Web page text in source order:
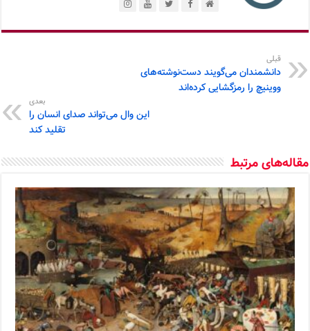
قبلی
دانشمندان می‌گویند دست‌نوشته‌های
ووینیچ را رمزگشایی کرده‌اند
بعدی
این وال می‌تواند صدای انسان را
تقلید کند
مقاله‌های مرتبط